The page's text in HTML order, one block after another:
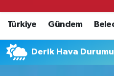
Türkiye Gündem
Derik Hava Durumu
Süper Lig Puan
Tüm Manşetler